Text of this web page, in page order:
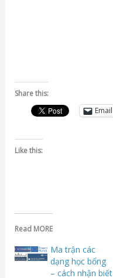
Share this:
Email
Like this:
Read MORE
Ma trận các
dạng học bổng
– cách nhận biết